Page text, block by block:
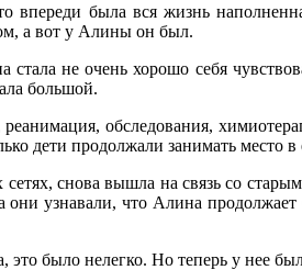
впереди была вся жизнь
а вот у Алины он был.
не очень хорошо себя
большой.
обследования,
дети продолжали занимать место
снова вышла на связь со
узнавали, что Алина
было нелегко. Но теперь у нее